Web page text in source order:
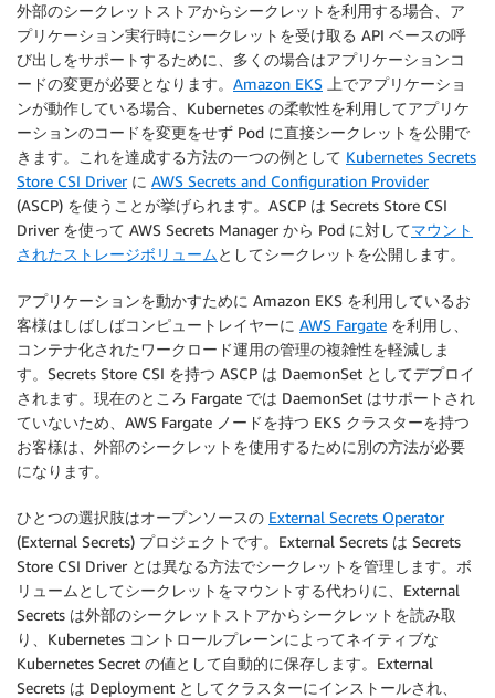
外部のシークレットストアからシークレットを利用する場合、ア
プリケーション実行時にシークレットを受け取る API ベースの呼
び出しをサポートするために、多くの場合はアプリケーションコ
ードの変更が必要となります。 Amazon EKS 上でアプリケーショ
ンが動作している場合、Kubernetes の柔軟性を利用してアプリケ
ーションのコードを変更をせず Pod に直接シークレットを公開で
きます。これを達成する方法の一つの例として Kubernetes Secrets
Store CSI Driverに AWS Secrets and Configuration Provider
(ASCP) を使うことが挙げられます。ASCP は Secrets Store CSI
Driver を使って AWS Secrets Manager から Pod に対してマウント
されたストレージボリュームとしてシークレットを公開します。
アプリケーションを動かすために Amazon EKS を利用しているお
客様はしばしばコンピュートレイヤーに AWS Fargate を利用し、
コンテナ化されたワークロード運用の管理の複雑性を軽減しま
す。Secrets Store CSI を持つ ASCP は DaemonSet としてデプロイ
されます。現在のところ Fargate では DaemonSet はサポートされ
ていないため、AWS Fargate ノードを持つ EKS クラスターを持つ
お客様は、外部のシークレットを使用するために別の方法が必要
になります。
ひとつの選択肢はオープンソースの External Secrets Operator
(External Secrets) プロジェクトです。External Secrets は Secrets
Store CSI Driver とは異なる方法でシークレットを管理します。ボ
リュームとしてシークレットをマウントする代わりに、External
Secrets は外部のシークレットストアからシークレットを読み取
り、Kubernetes コントロールプレーンによってネイティブな
Kubernetes Secret の値として自動的に保存します。External
Secrets は Deployment としてクラスターにインストールされ、